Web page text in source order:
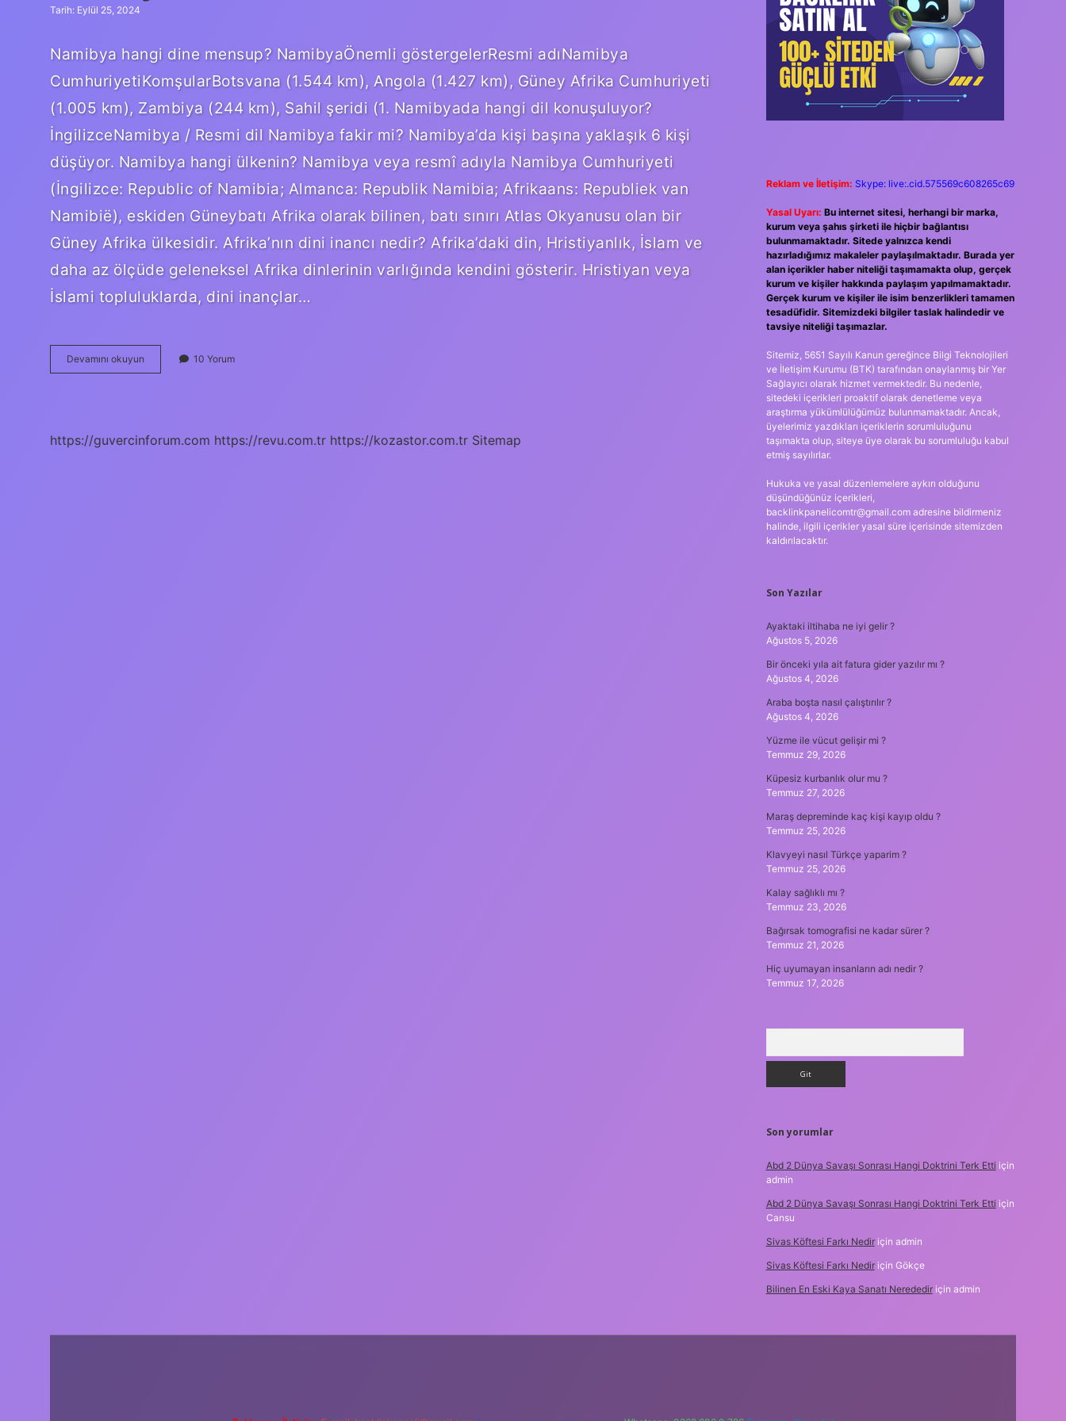
Tarih: Eylül 25, 2024
Namibya hangi dine mensup? NamibyaÖnemli göstergelerResmi adıNamibya
CumhuriyetiKomşularBotsvana (1.544 km), Angola (1.427 km), Güney Afrika Cumhuriyeti
(1.005 km), Zambiya (244 km), Sahil şeridi (1. Namibyada hangi dil konuşuluyor?
İngilizceNamibya / Resmi dil Namibya fakir mi? Namibya’da kişi başına yaklaşık 6 kişi
düşüyor. Namibya hangi ülkenin? Namibya veya resmî adıyla Namibya Cumhuriyeti
(İngilizce: Republic of Namibia; Almanca: Republik Namibia; Afrikaans: Republiek van
Namibië), eskiden Güneybatı Afrika olarak bilinen, batı sınırı Atlas Okyanusu olan bir
Güney Afrika ülkesidir. Afrika’nın dini inancı nedir? Afrika’daki din, Hristiyanlık, İslam ve
daha az ölçüde geleneksel Afrika dinlerinin varlığında kendini gösterir. Hristiyan veya
İslami topluluklarda, dini inançlar…
Devamını okuyun Namibya
Dini
10 Yorum
https://guvercinforum.com https://revu.com.tr https://kozastor.com.tr Sitemap
Reklam ve İletişim: Skype: live:.cid.575569c608265c69
Yasal Uyarı: Bu internet sitesi, herhangi bir marka,
kurum veya şahıs şirketi ile hiçbir bağlantısı
bulunmamaktadır. Sitede yalnızca kendi
hazırladığımız makaleler paylaşılmaktadır. Burada yer
alan içerikler haber niteliği taşımamakta olup, gerçek
kurum ve kişiler hakkında paylaşım yapılmamaktadır.
Gerçek kurum ve kişiler ile isim benzerlikleri tamamen
tesadüfidir. Sitemizdeki bilgiler taslak halindedir ve
tavsiye niteliği taşımazlar.
Sitemiz, 5651 Sayılı Kanun gereğince Bilgi Teknolojileri
ve İletişim Kurumu (BTK) tarafından onaylanmış bir Yer
Sağlayıcı olarak hizmet vermektedir. Bu nedenle,
sitedeki içerikleri proaktif olarak denetleme veya
araştırma yükümlülüğümüz bulunmamaktadır. Ancak,
üyelerimiz yazdıkları içeriklerin sorumluluğunu
taşımakta olup, siteye üye olarak bu sorumluluğu kabul
etmiş sayılırlar.
Hukuka ve yasal düzenlemelere aykırı olduğunu
düşündüğünüz içerikleri,
backlinkpanelicomtr@gmail.comadresine bildirmeniz
halinde, ilgili içerikler yasal süre içerisinde sitemizden
kaldırılacaktır.
Son Yazılar
Ayaktaki iltihaba ne iyi gelir ?
Ağustos 5, 2026
Bir önceki yıla ait fatura gider yazılır mı ?
Ağustos 4, 2026
Araba boşta nasıl çalıştırılır ?
Ağustos 4, 2026
Yüzme ile vücut gelişir mi ?
Temmuz 29, 2026
Küpesiz kurbanlık olur mu ?
Temmuz 27, 2026
Maraş depreminde kaç kişi kayıp oldu ?
Temmuz 25, 2026
Klavyeyi nasıl Türkçe yaparim ?
Temmuz 25, 2026
Kalay sağlıklı mı ?
Temmuz 23, 2026
Bağırsak tomografisi ne kadar sürer ?
Temmuz 21, 2026
Hiç uyumayan insanların adı nedir ?
Temmuz 17, 2026
Son yorumlar
Abd 2 Dünya Savaşı Sonrası Hangi Doktrini Terk Etti için
admin
Abd 2 Dünya Savaşı Sonrası Hangi Doktrini Terk Etti için
Cansu
Sivas Köftesi Farkı Nediriçin admin
Sivas Köftesi Farkı Nediriçin Gökçe
Bilinen En Eski Kaya Sanatı Neredediriçin admin